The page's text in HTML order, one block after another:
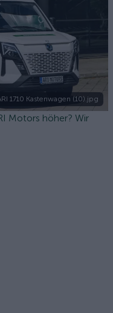
1710 Kastenwagen (10).jpg
Motors höher? Wir